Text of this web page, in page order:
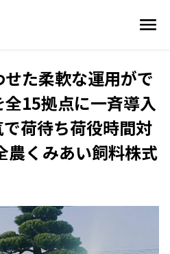
た柔軟な運用がで
15拠点に一斉導入
荷待ち荷役時間対
くみあい飼料株式